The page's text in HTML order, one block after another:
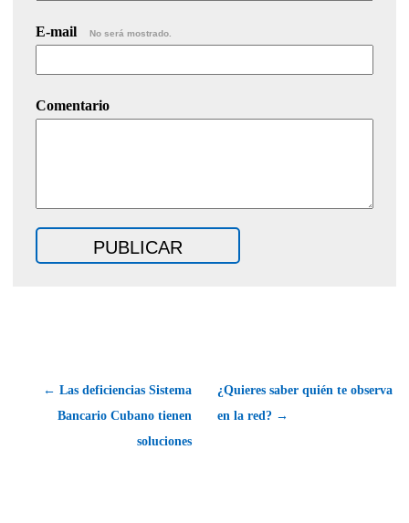
E-mail No será mostrado.
Comentario
← Las deficiencias Sistema
Bancario Cubano tienen
soluciones
¿Quieres saber quién te observa
en la red? →